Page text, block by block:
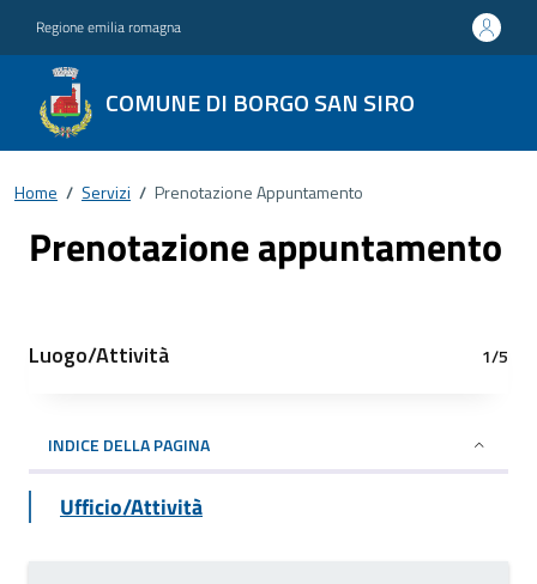
Regione emilia romagna
COMUNE DI BORGO SAN SIRO
Home / Servizi / Prenotazione Appuntamento
Prenotazione appuntamento
Luogo/Attività 1/5
INDICE DELLA PAGINA
Ufficio/Attività